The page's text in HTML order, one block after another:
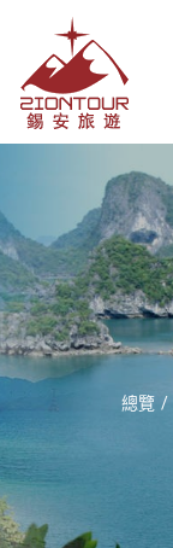
越
安
國
際
旅
行
社
南
接
總覽